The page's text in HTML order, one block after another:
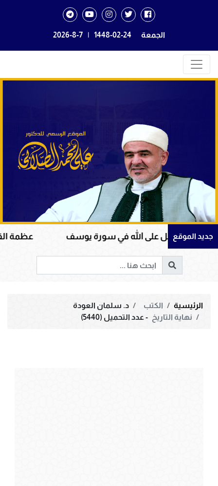
الجمعة 1448-02-24
|
2026-8-7
جديد الموقع
على الله في سورة يوسف عظمة القرآن الكريم
الرئيسية الكتب
د. سلمان العودة
نهاية التاريخ
- عدد التحميل (5440)